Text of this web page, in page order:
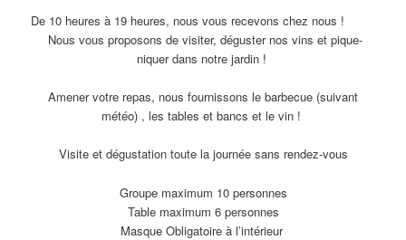
De 10 heures à 19 heures, nous vous recevons chez nous !
Nous vous proposons de visiter, déguster nos vins et pique-
niquer dans notre jardin !
Amener votre repas, nous fournissons le barbecue (suivant
météo) , les tables et bancs et le vin !
Visite et dégustation toute la journée sans rendez-vous
Groupe maximum 10 personnes
Table maximum 6 personnes
Masque Obligatoire à l’intérieur